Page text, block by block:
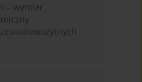
– wymiar